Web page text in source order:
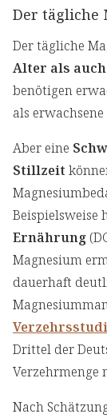
Der tägliche
Der tägliche
Alter als
benötigen
als erwachsene
Aber eine
Stillzeit
Beispielsweise
Ernährung
Magnesium
dauerhaft
Drittel der
Verzehrmenge
Nach